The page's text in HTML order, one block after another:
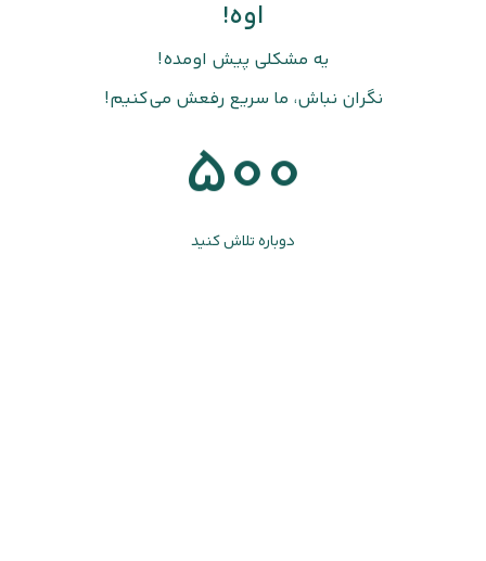
اوه!
یه مشکلی پیش اومده!
نگران نباش، ما سریع رفعش می‌کنیم!
500
دوباره تلاش کنید